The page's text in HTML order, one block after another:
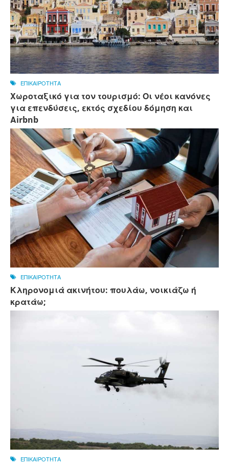
ΕΠΙΚΑΙΡΟΤΗΤΑ
Χωροταξικό για τον τουρισμό: Οι νέοι κανόνες
για επενδύσεις, εκτός σχεδίου δόμηση και
Αirbnb
ΕΠΙΚΑΙΡΟΤΗΤΑ
Κληρονομιά ακινήτου: πουλάω, νοικιάζω ή
κρατάω;
ΕΠΙΚΑΙΡΟΤΗΤΑ